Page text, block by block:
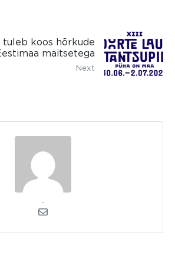
tuleb koos hõrkude
maitsetega
Next